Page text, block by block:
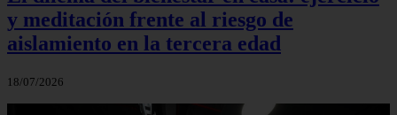
y meditación frente al riesgo de
aislamiento en la tercera edad
18/07/2026